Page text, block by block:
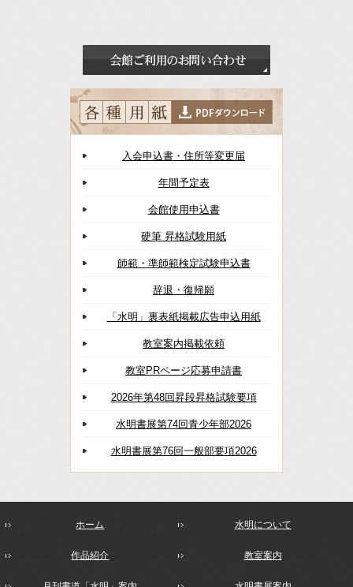
入会申込書・住所等変更届
年間予定表
会館使用申込書
硬筆 昇格試験用紙
師範・準師範検定試験申込書
辞退・復帰願
「水明」裏表紙掲載広告申込用紙
教室案内掲載依頼
教室PRページ応募申請書
2026年第48回昇段昇格試験要項
水明書展第74回青少年部2026
水明書展第76回一般部要項2026
ホーム 水明について
作品紹介 教室案内